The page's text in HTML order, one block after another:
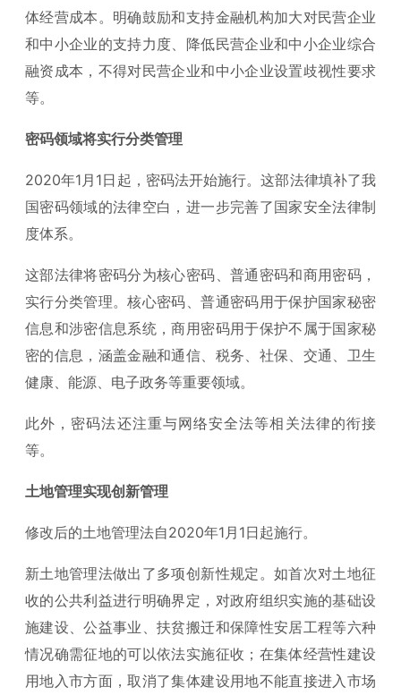
体经营成本。明确鼓励和支持金融机构加大对民营企业
和中小企业的支持力度、降低民营企业和中小企业综合
融资成本，不得对民营企业和中小企业设置歧视性要求
等。
密码领域将实行分类管理
2020年1月1日起，密码法开始施行。这部法律填补了我
国密码领域的法律空白，进一步完善了国家安全法律制
度体系。
这部法律将密码分为核心密码、普通密码和商用密码，
实行分类管理。核心密码、普通密码用于保护国家秘密
信息和涉密信息系统，商用密码用于保护不属于国家秘
密的信息，涵盖金融和通信、税务、社保、交通、卫生
健康、能源、电子政务等重要领域。
此外，密码法还注重与网络安全法等相关法律的衔接
等。
土地管理实现创新管理
修改后的土地管理法自2020年1月1日起施行。
新土地管理法做出了多项创新性规定。如首次对土地征
收的公共利益进行明确界定，对政府组织实施的基础设
施建设、公益事业、扶贫搬迁和保障性安居工程等六种
情况确需征地的可以依法实施征收；在集体经营性建设
用地入市方面，取消了集体建设用地不能直接进入市场